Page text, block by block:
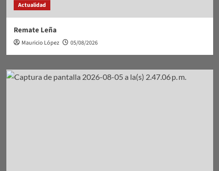
Actualidad
Remate Leña
Mauricio López 05/08/2026